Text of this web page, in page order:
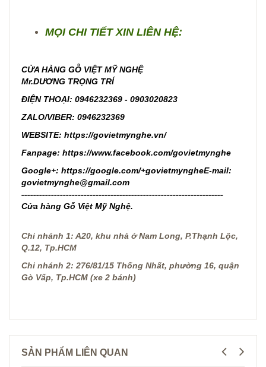
MỌI CHI TIẾT XIN LIÊN HỆ:
CỬA HÀNG GỖ VIỆT MỸ NGHỆ
Mr.DƯƠNG TRỌNG TRÍ
ĐIỆN THOẠI: 0946232369 - 0903020823
ZALO/VIBER: 0946232369
WEBSITE: https://govietmynghe.vn/
Fanpage: https://www.facebook.com/govietmynghe
Google+: https://google.com/+govietmyngheE-mail:
govietmynghe@gmail.com
--------------------------------------------------------------------
Cửa hàng Gỗ Việt Mỹ Nghệ.
Chi nhánh 1: A20, khu nhà ở Nam Long, P.Thạnh Lộc,
Q.12, Tp.HCM
Chi nhánh 2: 276/81/15 Thống Nhất, phường 16, quận
Gò Vấp, Tp.HCM (xe 2 bánh)
SẢN PHẨM LIÊN QUAN